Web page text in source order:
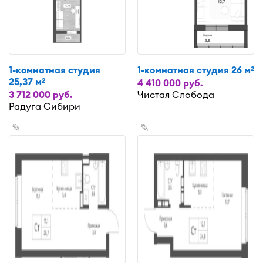
1-комнатная студия
25,37 м2
3 712 000 руб.
Радуга Сибири
1-комнатная студия 26 м2
4 410 000 руб.
Чистая Слобода
✎ ✎